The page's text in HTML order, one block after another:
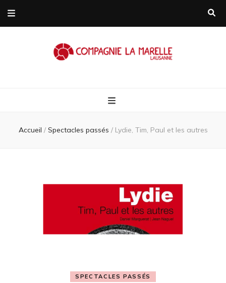
Marelle
Accueil / Spectacles passés / Lydie, Tim, Paul et les autres
SPECTACLES PASSÉS